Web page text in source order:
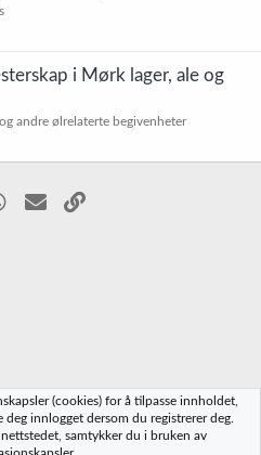
i Mørk lager, ale og
andre ølrelaterte begivenheter
WhatsApp
E-post
(cookies) for å tilpasse innholdet,
innlogget dersom du registrerer deg.
samtykker du i bruken av